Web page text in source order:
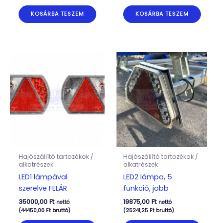
KOSÁRBA TESZEM KOSÁRBA TESZEM
Hajószállító tartozékok /
alkatrészek
LED1 lámpával
szerelve FELÁR
35000,00 Ft nettó
(44450,00 Ftbruttó)
Hajószállító tartozékok /
alkatrészek
LED2 lámpa, 5
funkció, jobb
19875,00 Ft nettó
(25241,25 Ftbruttó)